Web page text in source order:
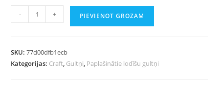
- + PIEVIENOT GROZAM
SKU:77d00dfb1ecb
Kategorijas: Craft, Gultņi, Paplašinātie lodīšu gultņi